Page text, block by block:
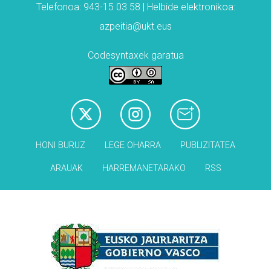
Telefonoa: 943-15 03 58 | Helbide elektronikoa:
azpeitia@ukt.eus
Codesyntaxek garatua
HONI BURUZ LEGE OHARRA PUBLIZITATEA
ARAUAK HARREMANETARAKO RSS